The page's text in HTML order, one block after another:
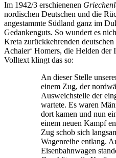
Im 1942/3 erschienenen
nordischen Deutschen und die
angestammte Südland ganz im
Gedankenguts. So wundert es
Kreta zurückkehrenden deutschen
Achaier‘ Homers, die Helden der
Volltext klingt das so:
An dieser Stelle
einem Zug, der
Ausweichstelle der
wartete. Es waren
dort kamen und nun
einem neuen Kampf
Zug schob sich
Wagenreihe entlang.
Eisenbahnwagen